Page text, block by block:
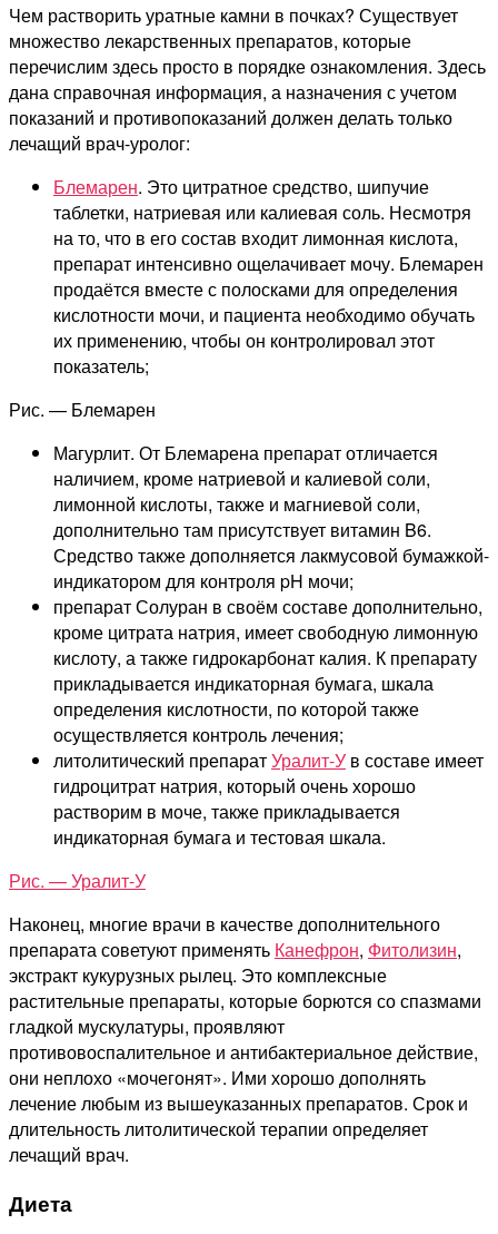
Чем растворить уратные камни в почках? Существует
множество лекарственных препаратов, которые
перечислим здесь просто в порядке ознакомления. Здесь
дана справочная информация, а назначения с учетом
показаний и противопоказаний должен делать только
лечащий врач-уролог:
Блемарен. Это цитратное средство, шипучие
таблетки, натриевая или калиевая соль. Несмотря
на то, что в его состав входит лимонная кислота,
препарат интенсивно ощелачивает мочу. Блемарен
продаётся вместе с полосками для определения
кислотности мочи, и пациента необходимо обучать
их применению, чтобы он контролировал этот
показатель;
Рис. — Блемарен
Магурлит. От Блемарена препарат отличается
наличием, кроме натриевой и калиевой соли,
лимонной кислоты, также и магниевой соли,
дополнительно там присутствует витамин B6.
Средство также дополняется лакмусовой бумажкой-
индикатором для контроля pH мочи;
препарат Солуран в своём составе дополнительно,
кроме цитрата натрия, имеет свободную лимонную
кислоту, а также гидрокарбонат калия. К препарату
прикладывается индикаторная бумага, шкала
определения кислотности, по которой также
осуществляется контроль лечения;
литолитический препаратУралит-У в составе имеет
гидроцитрат натрия, который очень хорошо
растворим в моче, также прикладывается
индикаторная бумага и тестовая шкала.
Рис. — Уралит-У
Наконец, многие врачи в качестве дополнительного
препарата советуют применять Канефрон, Фитолизин,
экстракт кукурузных рылец. Это комплексные
растительные препараты, которые борются со спазмами
гладкой мускулатуры, проявляют
противовоспалительное и антибактериальное действие,
они неплохо «мочегонят». Ими хорошо дополнять
лечение любым из вышеуказанных препаратов. Срок и
длительность литолитической терапии определяет
лечащий врач.
Диета